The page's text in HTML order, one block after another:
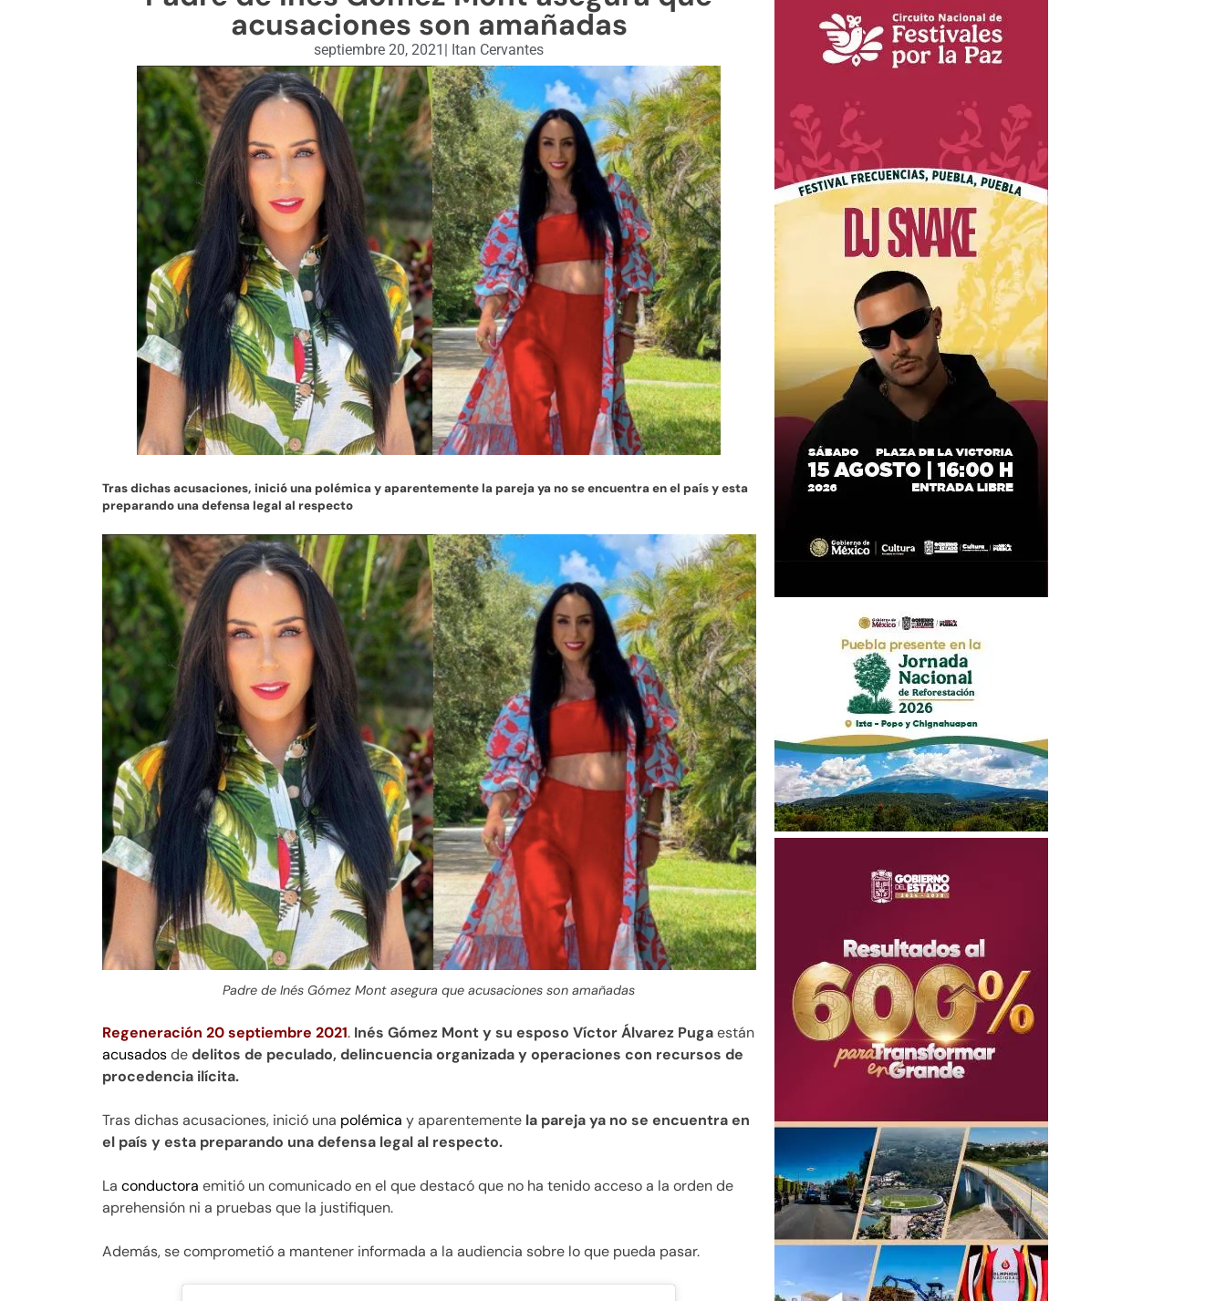
acusaciones son amañadas
septiembre 20, 2021 Itan Cervantes
Tras dichas acusaciones, inició una polémica y aparentemente la pareja ya no se encuentra en el país y esta
preparando una defensa legal al respecto
Padre de Inés Gómez Mont asegura que acusaciones son amañadas
Regeneración 20 septiembre 2021. Inés Gómez Mont y su esposo Víctor Álvarez Pugaestán
acusadosdedelitos de peculado, delincuencia organizada y operaciones con recursos de
procedencia ilícita.
Tras dichas acusaciones, inició una polémica y aparentemente la pareja ya no se encuentra en
el país y esta preparando una defensa legal al respecto.
La conductora emitió un comunicado en el que destacó que no ha tenido acceso a la orden de
aprehensión ni a pruebas que la justifiquen.
Además, se comprometió a mantener informada a la audiencia sobre lo que pueda pasar.